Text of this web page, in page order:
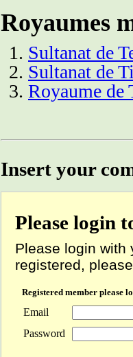
Royaumes
Sultanat de
Sultanat de
Royaume de
Insert your
Please login
Please login with
registered,
Registered member please
Email
Password